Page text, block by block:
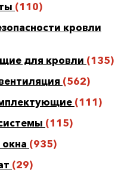
(110)
кровли
для кровли (135)
(562)
(111)
(115)
(935)
(29)